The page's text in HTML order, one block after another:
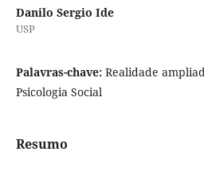
Danilo Sergio Ide
USP
Palavras-chave: Realidade
Psicologia Social
Resumo